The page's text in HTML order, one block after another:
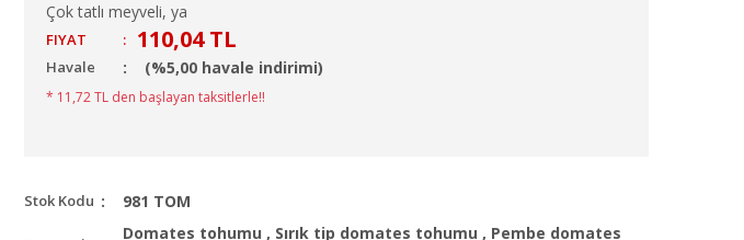
Çok tatlı meyveli, ya
FIYAT : 110,04 TL
Havale (%5,00 havale indirimi)
* 11,72 TL den başlayan taksitlerle!!
Stok Kodu 981 TOM
Domates tohumu , Sırık tip domates tohumu , Pembe domates